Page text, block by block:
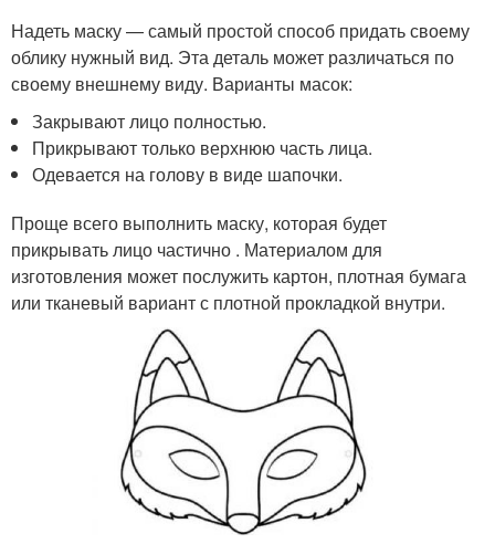
Надеть маску — самый простой способ придать своему
облику нужный вид. Эта деталь может различаться по
своему внешнему виду. Варианты масок:
Закрывают лицо полностью.
Прикрывают только верхнюю часть лица.
Одевается на голову в виде шапочки.
Проще всего выполнить маску, которая будет
прикрывать лицо частично . Материалом для
изготовления может послужить картон, плотная бумага
или тканевый вариант с плотной прокладкой внутри.